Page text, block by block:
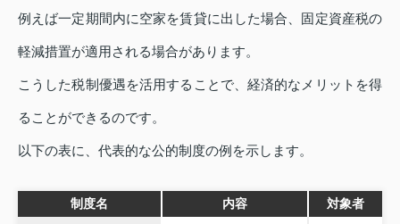
例えば一定期間内に空家を賃貸に出した場合、固定資産税の
軽減措置が適用される場合があります。
こうした税制優遇を活用することで、経済的なメリットを得
ることができるのです。
以下の表に、代表的な公的制度の例を示します。
制度名 内容 対象者